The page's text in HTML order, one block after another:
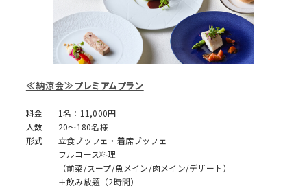
≪納涼会≫プレミアムプラン
料金
1名：11,000円
人数
20～180名様
形式
立食ブッフェ・着席ブッフェ
フルコース料理
（前菜/スープ/魚メイン/肉メイン/デザート）
＋飲み放題（2時間）